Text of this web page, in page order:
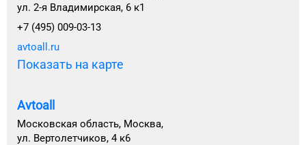
ул. 2-я Владимирская, 6 к1
+7 (495) 009-03-13
avtoall.ru
Показать на карте
Avtoall
Московская область, Москва,
ул. Вертолетчиков, 4 к6